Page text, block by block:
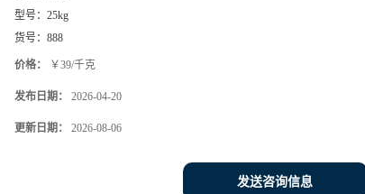
型号： 25kg
货号： 888
价格： ￥39/千克
发布日期： 2026-04-20
更新日期： 2026-08-06
发送咨询信息